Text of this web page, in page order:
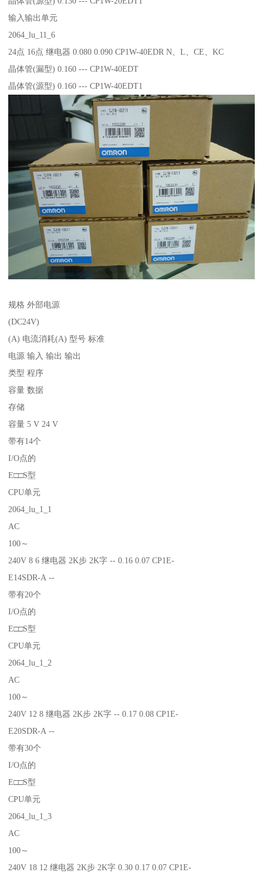
输入输出单元
2064_lu_11_6
24点 16点 继电器 0.080 0.090 CP1W-40EDR N、L、CE、KC
晶体管(漏型) 0.160 --- CP1W-40EDT
晶体管(源型) 0.160 --- CP1W-40EDT1
规格 外部电源
(DC24V)
(A) 电流消耗(A) 型号 标准
电源 输入 输出 输出
类型 程序
容量 数据
存储
容量 5 V 24 V
带有14个
I/O点的
E□□S型
CPU单元
2064_lu_1_1
AC
100～
240V 8 6 继电器 2K步 2K字 -- 0.16 0.07 CP1E-
E14SDR-A --
带有20个
I/O点的
E□□S型
CPU单元
2064_lu_1_2
AC
100～
240V 12 8 继电器 2K步 2K字 -- 0.17 0.08 CP1E-
E20SDR-A --
带有30个
I/O点的
E□□S型
CPU单元
2064_lu_1_3
AC
100～
240V 18 12 继电器 2K步 2K字 0.30 0.17 0.07 CP1E-